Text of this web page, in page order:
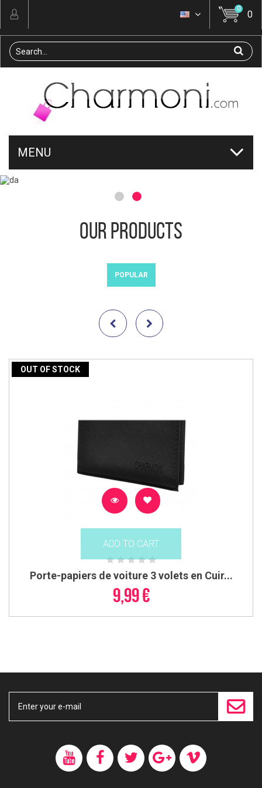
0
0
MENU
OUR PRODUCTS
POPULAR
OUT OF STOCK
Porte-papiers de voiture 3 volets en Cuir...
9,99 €
ADD TO CART